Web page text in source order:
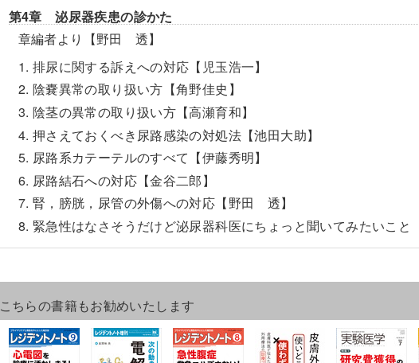
第4章 泌尿器疾患の診かた
章編者より【野田 透】
1. 排尿に関する訴えへの対応【児玉浩一】
2. 陰嚢異常の取り扱い方【角野佳史】
3. 陰茎の異常の取り扱い方【高瀬育和】
4. 押さえておくべき尿路感染の対処法【池田大助】
5. 尿路系カテーテルのすべて【伊藤秀明】
6. 尿路結石への対応【金谷二郎】
7. 腎，膀胱，尿管の外傷への対応【野田 透】
8. 緊急性はなさそうだけど泌尿器科医にちょっと聞いてみたいこと
こちらの書籍もお勧めいたします